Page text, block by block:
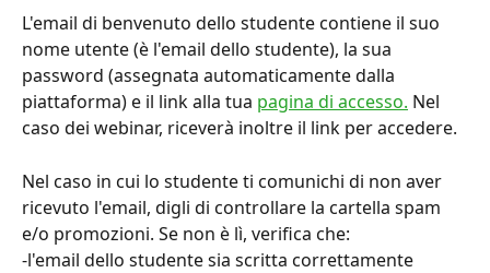
L'email di benvenuto dello studente contiene il suo
nome utente (è l'email dello studente), la sua
password (assegnata automaticamente dalla
piattaforma) e il link alla tua pagina di accesso. Nel
caso dei webinar, riceverà inoltre il link per accedere.
Nel caso in cui lo studente ti comunichi di non aver
ricevuto l'email, digli di controllare la cartella spam
e/o promozioni. Se non è lì, verifica che:
-l'email dello studente sia scritta correttamente